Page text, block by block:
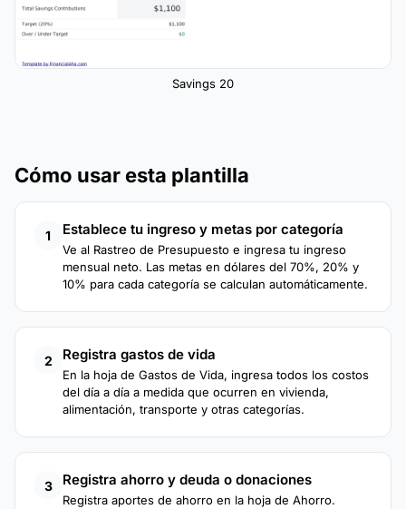
Savings 20
Cómo usar esta plantilla
1 Establece tu ingreso y metas por categoría
Ve al Rastreo de Presupuesto e ingresa tu ingreso
mensual neto. Las metas en dólares del 70%, 20% y
10% para cada categoría se calculan automáticamente.
2 Registra gastos de vida
En la hoja de Gastos de Vida, ingresa todos los costos
del día a día a medida que ocurren en vivienda,
alimentación, transporte y otras categorías.
3 Registra ahorro y deuda o donaciones
Registra aportes de ahorro en la hoja de Ahorro.